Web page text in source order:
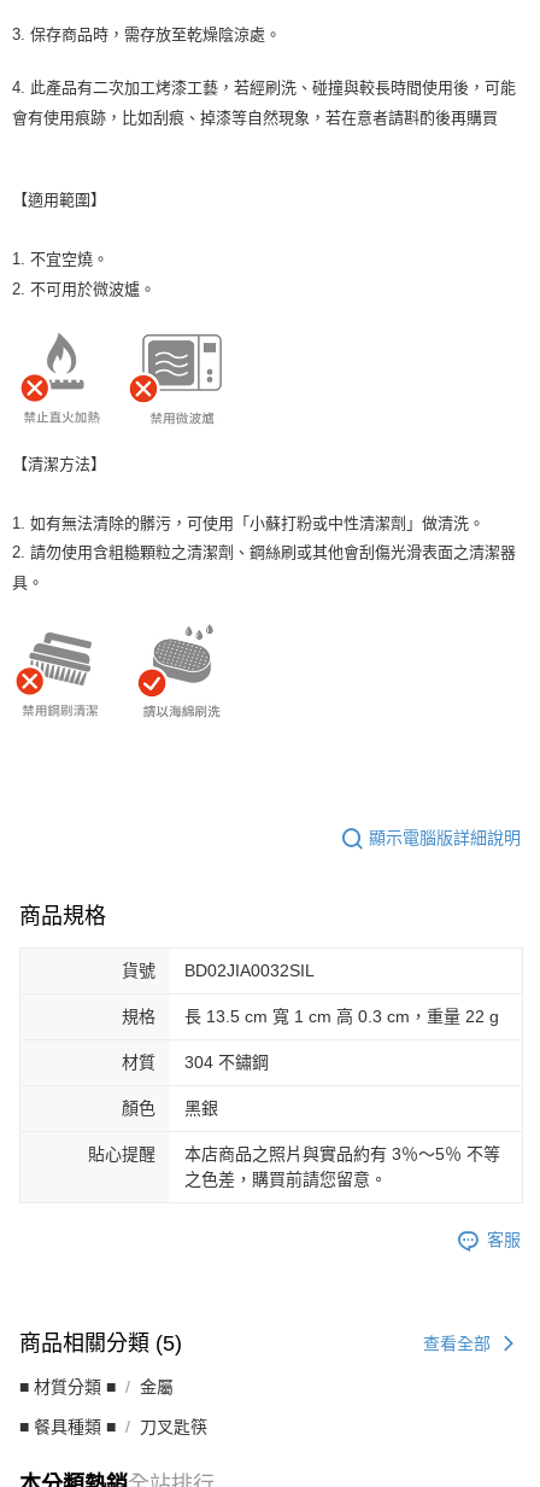
3. 保存商品時，需存放至乾燥陰涼處。
4. 此產品有二次加工烤漆工藝，若經刷洗、碰撞與較長時間使用後，可能
會有使用痕跡，比如刮痕、掉漆等自然現象，若在意者請斟酌後再購買
【適用範圍】
1. 不宜空燒。
2. 不可用於微波爐。
【清潔方法】
1. 如有無法清除的髒污，可使用「小蘇打粉或中性清潔劑」做清洗。
2. 請勿使用含粗糙顆粒之清潔劑、鋼絲刷或其他會刮傷光滑表面之清潔器
具。
顯示電腦版詳細說明
商品規格
貨號 BD02JIA0032SIL
規格 長 13.5 cm 寬 1 cm 高 0.3 cm，重量 22 g
材質 304 不鏽鋼
顏色 黑銀
貼心提醒
本店商品之照片與實品約有 3％～5％ 不等
之色差，購買前請您留意。
客服
商品相關分類 (5) 查看全部
■ 材質分類 ■ 金屬
■ 餐具種類 ■ 刀叉匙筷